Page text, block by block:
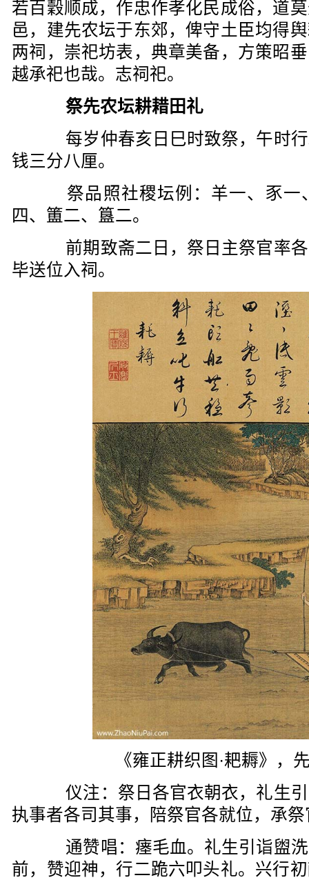
若百穀顺成，作忠作孝化民成俗，道
邑，建先农坛于东郊，俾守土臣均得
两祠，崇祀坊表，典章美备，方策昭
越承祀也哉。志祠祀。
祭先农坛耕耤田礼
每岁仲春亥日巳时致祭，午时行
钱三分八厘。
祭品照社稷坛例：羊一、豕一
四、簠二、簋二。
前期致斋二日，祭日主祭官率各
毕送位入祠。
《雍正耕织图·耙耨》，
仪注：祭日各官衣朝衣，礼生引
执事者各司其事，陪祭官各就位，承
通赞唱：瘗毛血。礼生引诣盥洗
前，赞迎神，行二跪六叩头礼。兴行